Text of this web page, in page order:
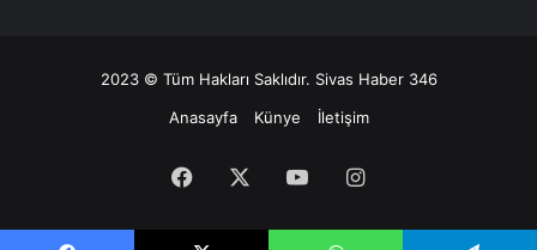
2023 © Tüm Hakları Saklıdır. Sivas Haber 346
Anasayfa
Künye İletişim
Facebook YouTubeInstagram